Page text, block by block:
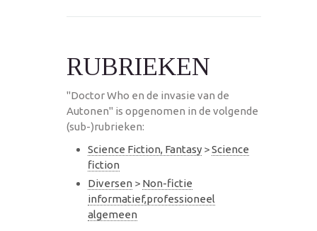
RUBRIEKEN
"Doctor Who en de invasie van de
Autonen" is opgenomen in de volgende
(sub-)rubrieken:
Science Fiction, Fantasy >Science
fiction
Diversen > Non-fictie
informatief,professioneel
algemeen